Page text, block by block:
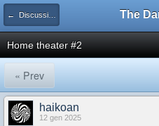
← Discussioni generiche The
Home theater #2
« Prev
haikoan
12 gen 2025